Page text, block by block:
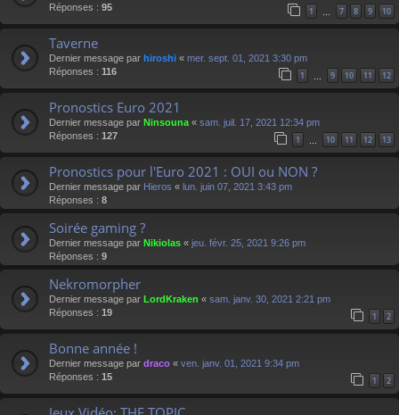
Réponses : 95 1 7 8 9 10
Taverne
Dernier message par hiroshi « mer. sept. 01, 2021 3:30 pm
Réponses : 116 1 9 10 11 12
Pronostics Euro 2021
Dernier message par Ninsouna « sam. juil. 17, 2021 12:34 pm
Réponses : 127 1 10 11 12 13
Pronostics pour l'Euro 2021 : OUI ou NON ?
Dernier message par Hieros « lun. juin 07, 2021 3:43 pm
Réponses : 8
Soirée gaming ?
Dernier message par Nikiolas « jeu. févr. 25, 2021 9:26 pm
Réponses : 9
Nekromorpher
Dernier message par LordKraken « sam. janv. 30, 2021 2:21 pm
Réponses : 19 1 2
Bonne année !
Dernier message par draco « ven. janv. 01, 2021 9:34 pm
Réponses : 15 1 2